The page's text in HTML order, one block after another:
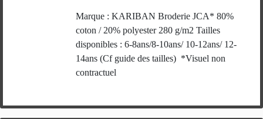
Marque : KARIBAN Broderie JCA* 80%
coton / 20% polyester 280 g/m2 Tailles
disponibles : 6-8ans/8-10ans/ 10-12ans/ 12-
14ans (Cf guide des tailles) *Visuel non
contractuel